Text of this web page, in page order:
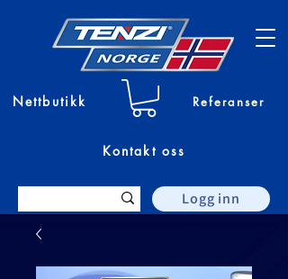
Nettbutikk Referanser
Kontakt oss
Logg inn